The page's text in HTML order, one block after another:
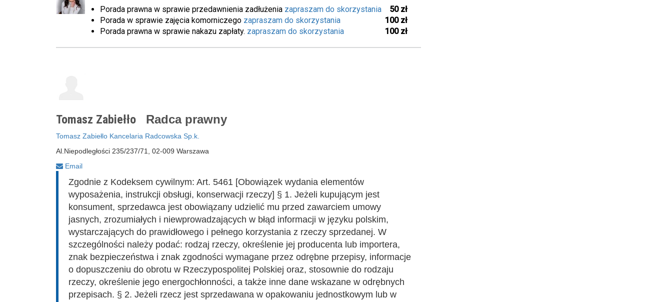
Porada prawna w sprawie przedawnienia zadłużenia 50 zł
zapraszam do skorzystania
Porada w sprawie zajęcia komorniczego
100 zł
zapraszam do skorzystania
Porada prawna w sprawie nakazu zapłaty.
100 zł
zapraszam do skorzystania
Tomasz Zabiełło Radca prawny
Tomasz Zabiełlo Kancelaria Radcowska Sp.k.
Al.Niepodległości 235/237/71, 02-009 Warszawa
Email
Zgodnie z Kodeksem cywilnym: Art. 5461 [Obowiązek wydania elementów
wyposażenia, instrukcji obsługi, konserwacji rzeczy] § 1. Jeżeli kupującym jest
konsument, sprzedawca jest obowiązany udzielić mu przed zawarciem umowy
jasnych, zrozumiałych i niewprowadzających w błąd informacji w języku polskim,
wystarczających do prawidłowego i pełnego korzystania z rzeczy sprzedanej. W
szczególności należy podać: rodzaj rzeczy, określenie jej producenta lub importera,
znak bezpieczeństwa i znak zgodności wymagane przez odrębne przepisy, informacje
o dopuszczeniu do obrotu w Rzeczypospolitej Polskiej oraz, stosownie do rodzaju
rzeczy, określenie jego energochłonności, a także inne dane wskazane w odrębnych
przepisach. § 2. Jeżeli rzecz jest sprzedawana w opakowaniu jednostkowym lub w